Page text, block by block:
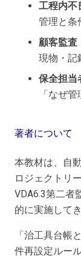
工程内不
管理と条
顧客監査
現物・記
保全担当
「なぜ
著者について
本教材は、自
ロジェクトリ
VDA6.3第二者
的に実施して
「治工具台帳
件再設定ルー